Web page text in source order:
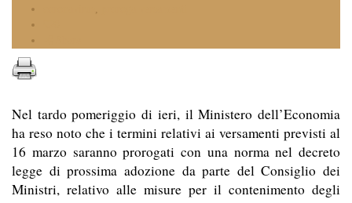
,
Nel tardo pomeriggio di ieri, il Ministero dell’Economia
ha reso noto che i termini relativi ai versamenti previsti al
16 marzo saranno prorogati con una norma nel decreto
legge di prossima adozione da parte del Consiglio dei
Ministri, relativo alle misure per il contenimento degli